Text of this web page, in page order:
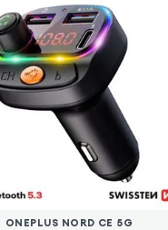
ONEPLUS NORD CE 5G